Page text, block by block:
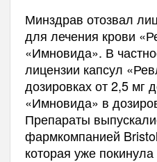
Минздрав отозвал
для лечения крови
«Имновида». В
лицензии капсул
дозировках от 2,5 мг
«Имновида» в
Препараты
фармкомпанией
которая уже